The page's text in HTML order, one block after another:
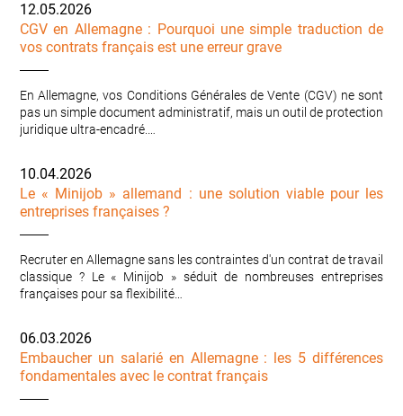
12.05.2026
CGV en Allemagne : Pourquoi une simple traduction de
vos contrats français est une erreur grave
En Allemagne, vos Conditions Générales de Vente (CGV) ne sont
pas un simple document administratif, mais un outil de protection
juridique ultra-encadré.…
10.04.2026
Le « Minijob » allemand : une solution viable pour les
entreprises françaises ?
Recruter en Allemagne sans les contraintes d'un contrat de travail
classique ? Le « Minijob » séduit de nombreuses entreprises
françaises pour sa flexibilité…
06.03.2026
Embaucher un salarié en Allemagne : les 5 différences
fondamentales avec le contrat français